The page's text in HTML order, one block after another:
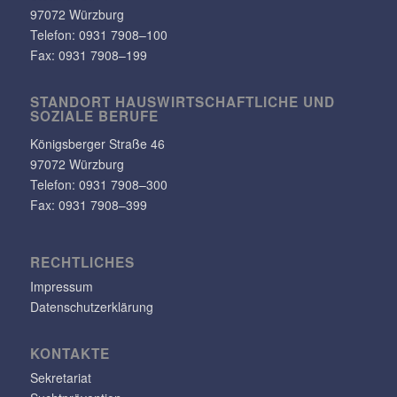
97072 Würzburg
Telefon: 0931 7908–100
Fax: 0931 7908–199
STANDORT HAUS­WIRT­SCHAFT­LICHE UND
SOZIALE BERUFE
Königs­berger Straße 46
97072 Würzburg
Telefon: 0931 7908–300
Fax: 0931 7908–399
RECHT­LI­CHES
Impressum
Datenschutzerklärung
KONTAKTE
Sekretariat